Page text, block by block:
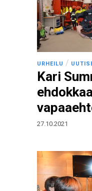
URHEILU /
Kari
27.10.2021